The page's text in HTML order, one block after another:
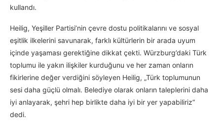
kullandı.
Heilig, Yeşiller Partisi’nin çevre dostu politikalarını ve sosyal
eşitlik ilkelerini savunarak, farklı kültürlerin bir arada uyum
içinde yaşaması gerektiğine dikkat çekti. Würzburg’daki Türk
toplumu ile yakın ilişkiler kurduğunu ve her zaman onların
fikirlerine değer verdiğini söyleyen Heilig, „Türk toplumunun
sesi daha güçlü olmalı. Belediye olarak onların taleplerini daha
iyi anlayarak, şehri hep birlikte daha iyi bir yer yapabiliriz“
dedi.